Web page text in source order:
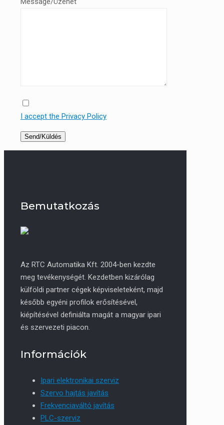
I accept the Privacy Policy
Bemutatkozás
Az RTC Automatika Kft. 2004-ben kezdte
meg tevékenységét. Kezdetben kizárólag
külföldi partner cégek képviseleteként, majd
később egyéni profilok erősítésével,
kiépítésével definiálta magát a magyar ipari
és szervezeti piacon.
Információk
Ipari elektronikai szerviz
Szervo hajtás javítás
Frekvenciaváltó javítás
PLC-szerviz